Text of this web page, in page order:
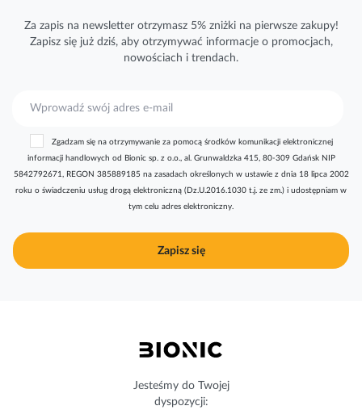
Za zapis na newsletter otrzymasz 5% zniżki na pierwsze zakupy!
Zapisz się już dziś, aby otrzymywać informacjeo promocjach,
nowościach i trendach.
r
y
j
n
Zapisz się
Zgadzam się na otrzymywanie za pomocą środków komunikacji elektronicznej
informacji handlowych od Bionic sp. z o.o., al. Grunwaldzka 415, 80-309 Gdańsk NIP
5842792671, REGON 385889185 na zasadach określonych w ustawie z dnia 18 lipca 2002
roku o świadczeniu usług drogą elektroniczną (Dz.U.2016.1030 t.j. ze zm.) i udostępniam w
tym celu adres elektroniczny.
Jesteśmy do Twojej
dyspozycji: